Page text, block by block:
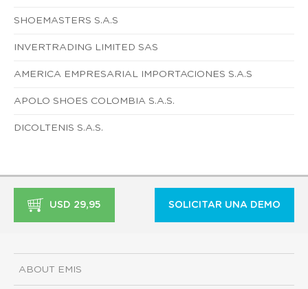
SHOEMASTERS S.A.S
INVERTRADING LIMITED SAS
AMERICA EMPRESARIAL IMPORTACIONES S.A.S
APOLO SHOES COLOMBIA S.A.S.
DICOLTENIS S.A.S.
USD 29,95 SOLICITAR UNA DEMO
ABOUT EMIS